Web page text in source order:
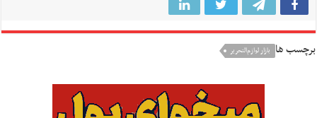
برچسب ها بازار لوازم‌التحریر